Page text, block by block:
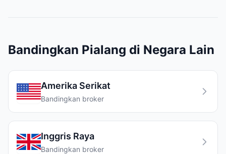
Bandingkan Pialang di Negara Lain
Amerika Serikat
Bandingkan broker
Inggris Raya
Bandingkan broker